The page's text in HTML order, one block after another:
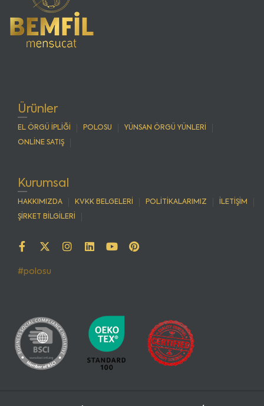
Ürünler
EL ÖRGÜ İPLİĞİ POLOSU YÜNSAN ÖRGÜ YÜNLERİ
ONLİNE SATIŞ
Kurumsal
HAKKIMIZDA KVKK BELGELERİ POLİTİKALARIMIZ İLETİŞİM
ŞİRKET BİLGİLERİ
#polosu